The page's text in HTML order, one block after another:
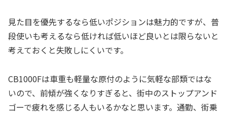
見た目を優先するなら低いポジションは魅力的ですが、普
段使いも考えるなら低ければ低いほど良いとは限らないと
考えておくと失敗しにくいです。
CB1000Fは車重も軽量な原付のように気軽な部類ではな
いので、前傾が強くなりすぎると、街中のストップアンド
ゴーで疲れを感じる人もいるかなと思います。通勤、街乗